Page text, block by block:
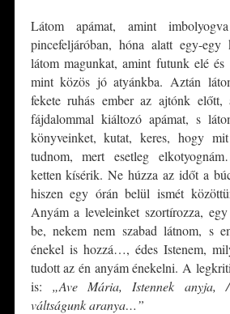
Látom apámat, amint
pincefeljáróban, hóna alatt egy-
látom magunkat, amint futunk elé és
mint közös jó atyánkba. Aztán
fekete ruhás ember az ajtónk
fájdalommal kiáltozó apámat, s
könyveinket, kutat, keres, hogy
tudnom, mert esetleg
ketten kísérik. Ne húzza az időt a
hiszen egy órán belül ismét
Anyám a leveleinket szortírozza,
be, nekem nem szabad látnom, s
énekel is hozzá…, édes Istenem,
tudott az én anyám énekelni. A
is: „Ave Mária, Istennek anyja,
váltságunk aranya…”